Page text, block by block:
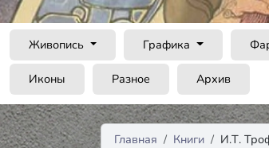
Живопись Графика
Иконы Разное Архив
Главная Книги И.Т.